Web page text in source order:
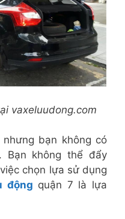
vaxeluudong.com
bạn không có
Bạn không thể đẩy
chọn lựa sử dụng
động quận 7 là lựa